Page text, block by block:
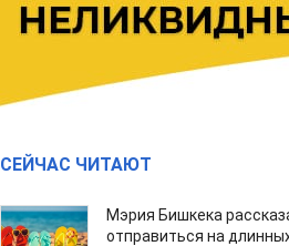
СЕЙЧАС ЧИТАЮТ
Мэрия Бишкека
отправиться на